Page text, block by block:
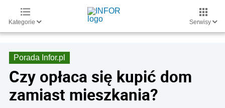
Kategorie Serwisy
Porada Infor.pl
Czy opłaca się kupić dom
zamiast mieszkania?